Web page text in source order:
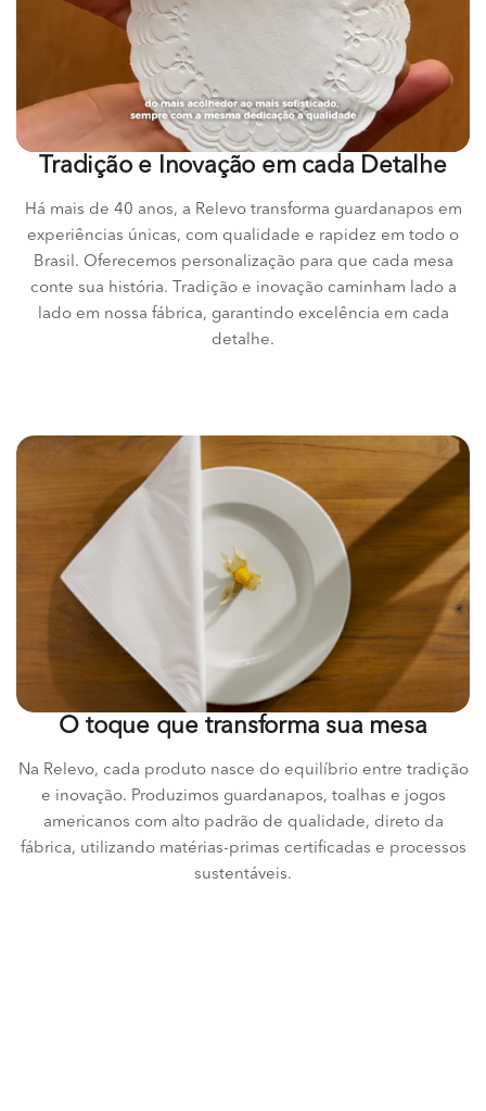
Tradição e Inovação em cada Detalhe
Há mais de 40 anos, a Relevo transforma guardanapos em
experiências únicas, com qualidade e rapidez em todo o
Brasil. Oferecemos personalização para que cada mesa
conte sua história. Tradição e inovação caminham lado a
lado em nossa fábrica, garantindo excelência em cada
detalhe.
O toque que transforma sua mesa
Na Relevo, cada produto nasce do equilíbrio entre tradição
e inovação. Produzimos guardanapos, toalhas e jogos
americanos com alto padrão de qualidade, direto da
fábrica, utilizando matérias-primas certificadas e processos
sustentáveis.